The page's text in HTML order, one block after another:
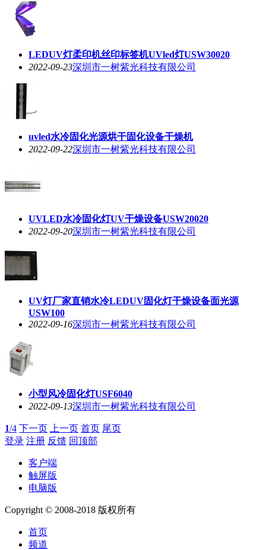
LEDUV灯柔印机丝印标签机UVled灯USW30020
2022-09-23深圳市一树紫光科技有限公司
uvled水冷固化光源烘干固化设备干燥机
2022-09-22深圳市一树紫光科技有限公司
UVLED水冷固化灯UV干燥设备USW20020
2022-09-20深圳市一树紫光科技有限公司
UV灯厂家直销水冷LEDUV固化灯干燥设备面光源
USW100
2022-09-16深圳市一树紫光科技有限公司
小型风冷固化灯USF6040
2022-09-13深圳市一树紫光科技有限公司
1/4 下一页 上一页 首页 尾页
登录 注册 反馈 回顶部
客户端
触屏版
电脑版
Copyright © 2008-2018 版权所有
首页
频道